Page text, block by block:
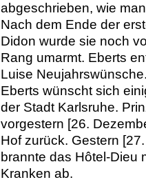
abgeschrieben, wie
Nach dem Ende der
Didon wurde sie noch
Rang umarmt. Eberts
Luise
Eberts wünscht sich
der Stadt Karlsruhe.
vorgestern [26.
Hof zurück. Gestern
brannte das Hôtel-Dieu
Kranken ab.